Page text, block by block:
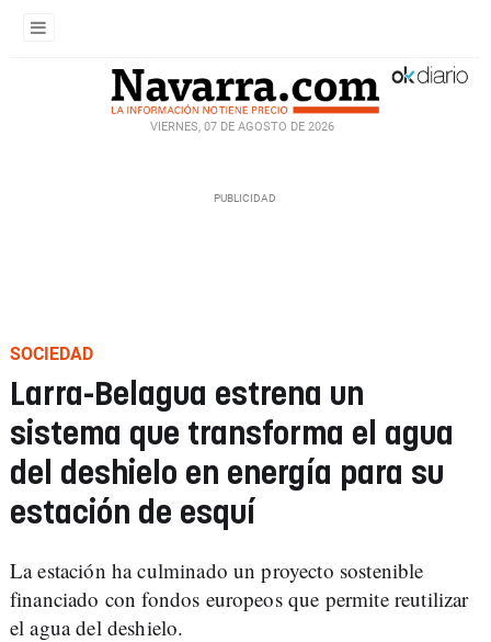
VIERNES, 07 DE AGOSTO DE 2026
SOCIEDAD
Larra-Belagua estrena un
sistema que transforma el agua
del deshielo en energía para su
estación de esquí
La estación ha culminado un proyecto sostenible
financiado con fondos europeos que permite reutilizar
el agua del deshielo.